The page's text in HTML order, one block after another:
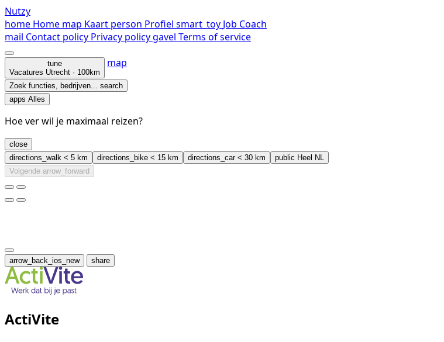
Nutzy
home Home map Kaart person Profiel smart_toy Job Coach
mail Contact policy Privacy policygavel Terms of service
tune
Vacatures Utrecht · 100km
map
Zoek functies, bedrijven... search
apps Alles
Hoe ver wil je maximaal reizen?
close
directions_walk < 5 km directions_bike < 15 km directions_car< 30 km public Heel NL
Volgende arrow_forward
arrow_back_ios_new share
ActiVite